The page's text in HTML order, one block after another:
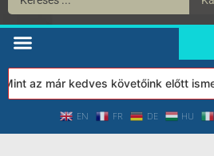
már kedves követőink előtt ismert
EN FR DE HU